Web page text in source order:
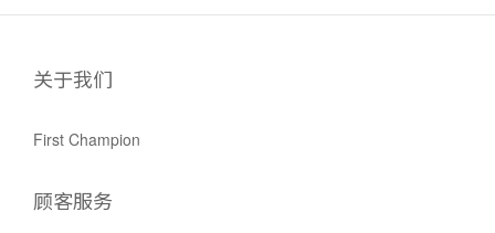
关于我们
First Champion
顾客服务